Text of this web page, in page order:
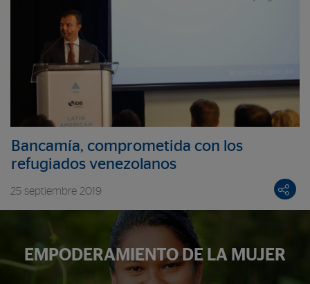
Bancamía, comprometida con los
refugiados venezolanos
25 septiembre 2019
EMPODERAMIENTO DE LA MUJER